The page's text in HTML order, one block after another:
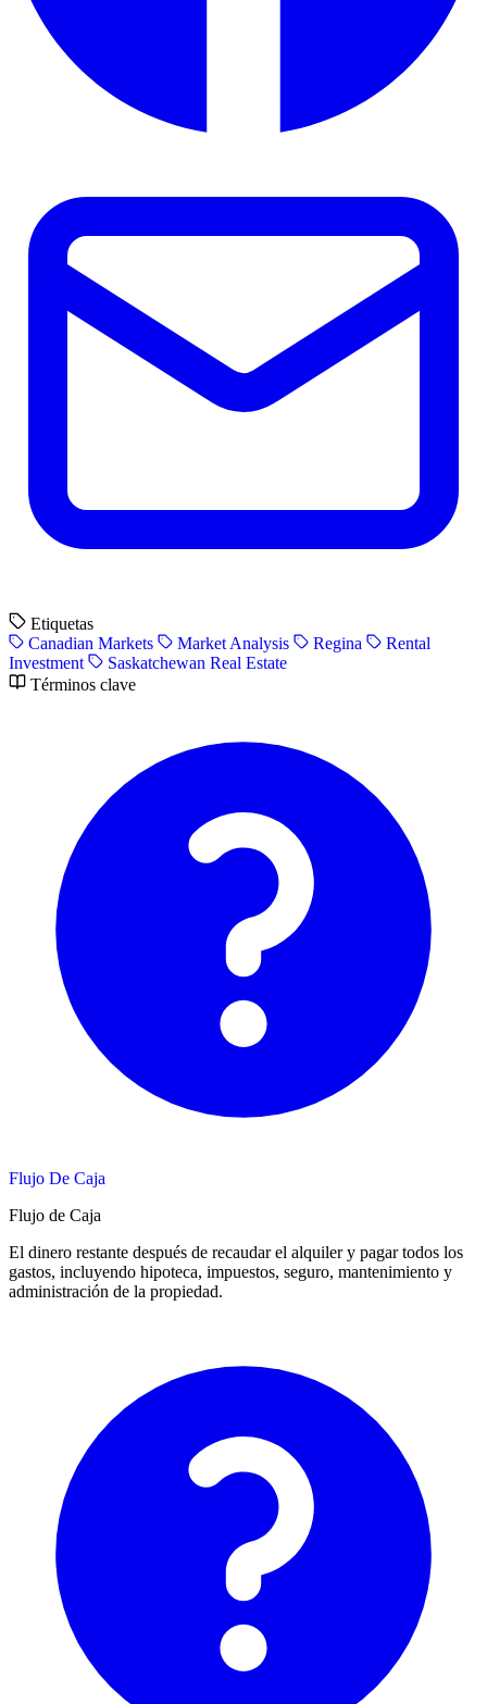
Etiquetas
Canadian Markets
Market Analysis Regina
Rental
Investment
Saskatchewan Real Estate
Términos clave
Flujo De Caja
Flujo de Caja
El dinero restante después de recaudar el alquiler y pagar todos los
gastos, incluyendo hipoteca, impuestos, seguro, mantenimiento y
administración de la propiedad.